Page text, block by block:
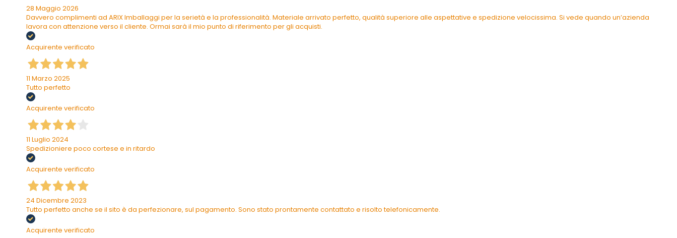
28 Maggio 2026
Davvero complimenti ad ARIX Imballaggi per la serietà e la professionalità. Materiale arrivato perfetto, qualità superiore alle aspettative e spedizione velocissima. Si vede quando un’azienda
lavora con attenzione verso il cliente. Ormai sarà il mio punto di riferimento per gli acquisti.
Acquirente verificato
11 Marzo 2025
Tutto perfetto
Acquirente verificato
11 Luglio 2024
Spedizioniere poco cortese e in ritardo
Acquirente verificato
24 Dicembre 2023
Tutto perfetto anche se il sito è da perfezionare, sul pagamento. Sono stato prontamente contattato e risolto telefonicamente.
Acquirente verificato